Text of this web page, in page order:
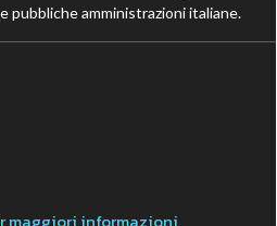
Vedi tutti gli approfondimenti >